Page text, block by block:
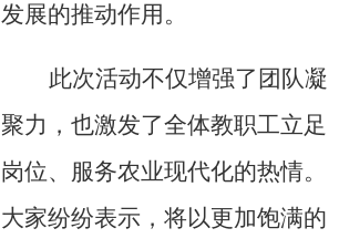
发展的推动作用。
此次活动不仅增强了团队凝
聚力，也激发了全体教职工立足
岗位、服务农业现代化的热情。
大家纷纷表示，将以更加饱满的